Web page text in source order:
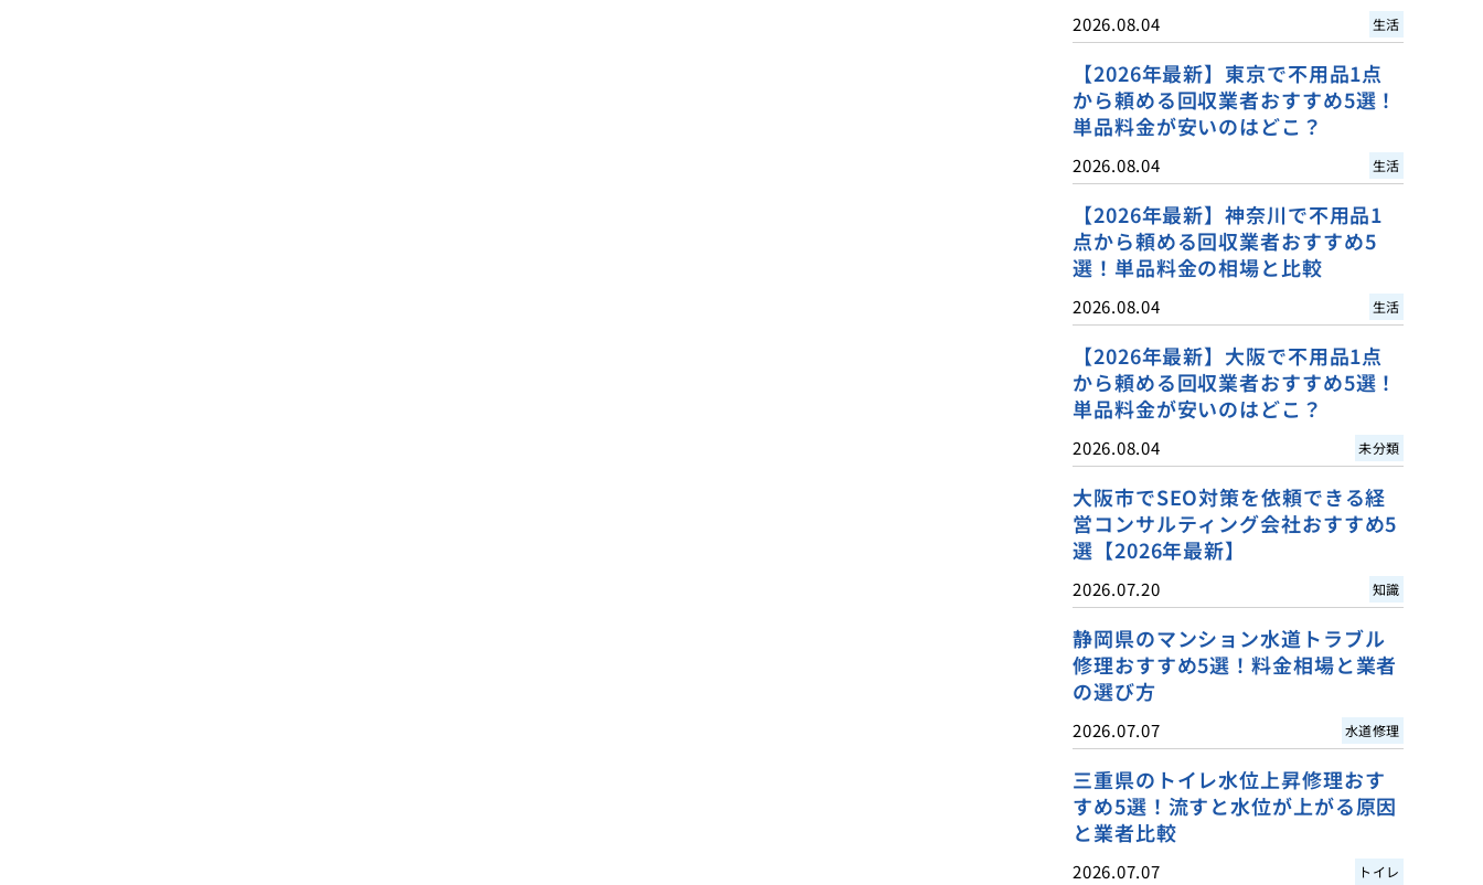
2026.08.04 生活
【2026年最新】東京で不用品1点
から頼める回収業者おすすめ5選！
単品料金が安いのはどこ？
2026.08.04 生活
【2026年最新】神奈川で不用品1
点から頼める回収業者おすすめ5
選！単品料金の相場と比較
2026.08.04 生活
【2026年最新】大阪で不用品1点
から頼める回収業者おすすめ5選！
単品料金が安いのはどこ？
2026.08.04 未分類
大阪市でSEO対策を依頼できる経
営コンサルティング会社おすすめ5
選【2026年最新】
2026.07.20 知識
静岡県のマンション水道トラブル
修理おすすめ5選！料金相場と業者
の選び方
2026.07.07 水道修理
三重県のトイレ水位上昇修理おす
すめ5選！流すと水位が上がる原因
と業者比較
2026.07.07 トイレ